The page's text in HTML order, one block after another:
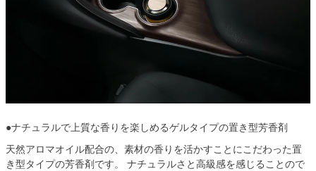
●ナチュラルで上質な香りを楽しめるゲルタイプの置き型芳香剤
天然アロマオイル配合の、素材の香りを活かすことにこだわった置
き型タイプの芳香剤です。 ナチュラルさと高級感を感じることので